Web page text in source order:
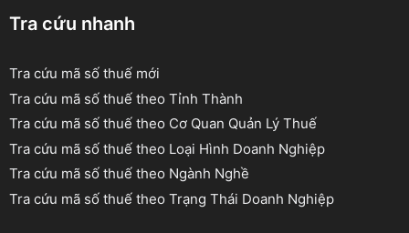
Tra cứu nhanh
Tra cứu mã số thuế mới
Tra cứu mã số thuế theo Tỉnh Thành
Tra cứu mã số thuế theo Cơ Quan Quản Lý Thuế
Tra cứu mã số thuế theo Loại Hình Doanh Nghiệp
Tra cứu mã số thuế theo Ngành Nghề
Tra cứu mã số thuế theo Trạng Thái Doanh Nghiệp